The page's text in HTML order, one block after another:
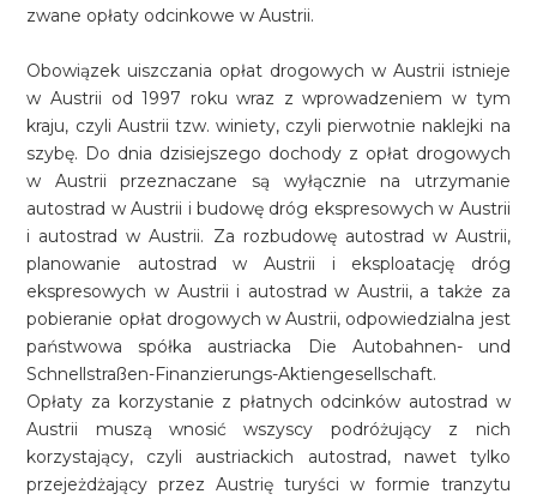
zwane opłaty odcinkowe w Austrii.
Obowiązek uiszczania opłat drogowych w Austrii istnieje
w Austrii od 1997 roku wraz z wprowadzeniem w tym
kraju, czyli Austrii tzw. winiety, czyli pierwotnie naklejki na
szybę. Do dnia dzisiejszego dochody z opłat drogowych
w Austrii przeznaczane są wyłącznie na utrzymanie
autostrad w Austrii i budowę dróg ekspresowych w Austrii
i autostrad w Austrii. Za rozbudowę autostrad w Austrii,
planowanie autostrad w Austrii i eksploatację dróg
ekspresowych w Austrii i autostrad w Austrii, a także za
pobieranie opłat drogowych w Austrii, odpowiedzialna jest
państwowa spółka austriacka Die Autobahnen- und
Schnellstraßen-Finanzierungs-Aktiengesellschaft.
Opłaty za korzystanie z płatnych odcinków autostrad w
Austrii muszą wnosić wszyscy podróżujący z nich
korzystający, czyli austriackich autostrad, nawet tylko
przejeżdżający przez Austrię turyści w formie tranzytu